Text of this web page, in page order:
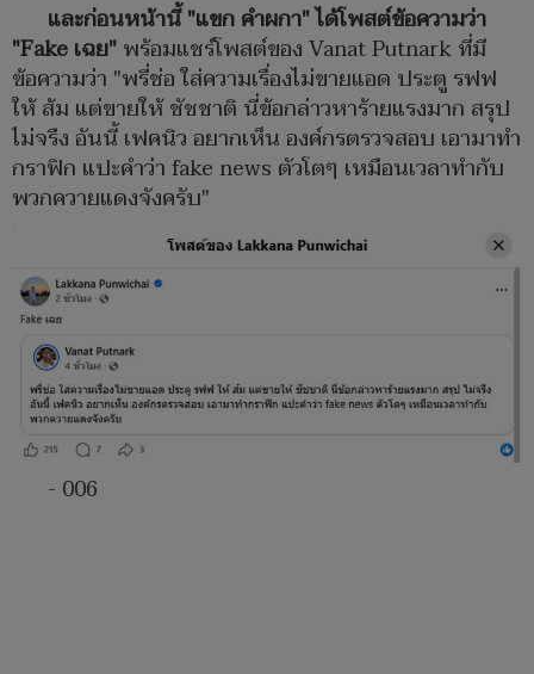
และก่อนหน้านี้ "แขก คำผกา" ได้โพสต์ข้อความว่า
"Fake เฉย"พร้อมแชร์โพสต์ของ Vanat Putnark ที่มี
ข้อความว่า "พรี่ช่อ ใส่ความเรื่องไม่ขายแอด ประตู รฟฟ
ให้ ส้ม แต่ขายให้ ชัชชาติ นี่ข้อกล่าวหาร้ายแรงมาก สรุป
ไม่จรืง อันนี้ เฟคนิว อยากเห็น องค์กรตรวจสอบ เอามาทำ
กราฟิก แปะคำว่า fake news ตัวโตๆ เหมือนเวลาทำกับ
พวกควายแดงจังครับ"
- 006